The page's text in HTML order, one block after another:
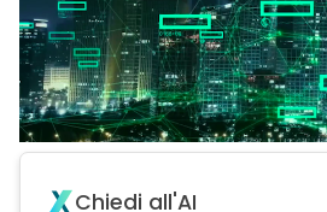
Chiedi all'AI